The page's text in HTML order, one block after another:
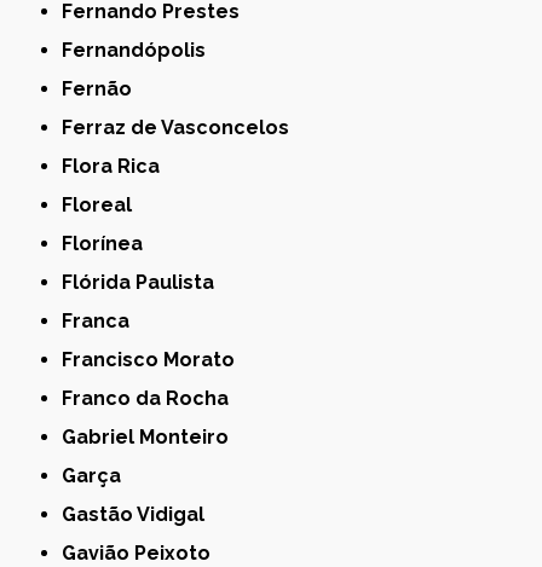
Fernando Prestes
Fernandópolis
Fernão
Ferraz de Vasconcelos
Flora Rica
Floreal
Florínea
Flórida Paulista
Franca
Francisco Morato
Franco da Rocha
Gabriel Monteiro
Garça
Gastão Vidigal
Gavião Peixoto